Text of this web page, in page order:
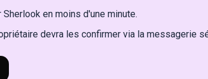
en moins d'une minute.
devra les confirmer via la messagerie